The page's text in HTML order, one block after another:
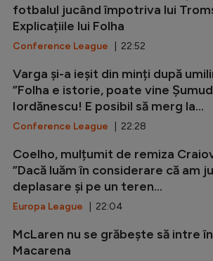
fotbalul jucând împotriva lui
Explicațiile lui Folha
Conference League | 22:52
Varga și-a ieșit din minți după
”Folha e istorie, poate vine
Iordănescu! E posibil să merg la...
Conference League | 22:28
Coelho, mulțumit de remiza
”Dacă luăm în considerare că am
deplasare și pe un teren...
Europa League | 22:04
McLaren nu se grăbește să intre
Macarena